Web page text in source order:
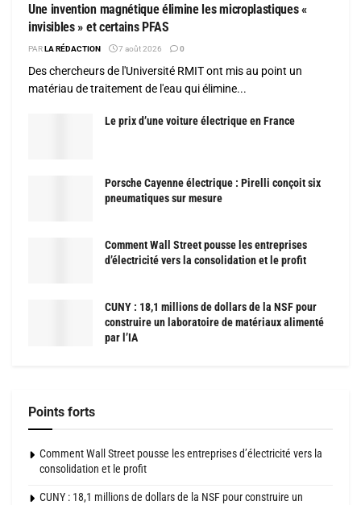
Une invention magnétique élimine les microplastiques «
invisibles » et certains PFAS
PARLA RÉDACTION 7 août 2026 0
Des chercheurs de l'Université RMIT ont mis au point un
matériau de traitement de l'eau qui élimine...
Le prix d’une voiture électrique en France
Porsche Cayenne électrique : Pirelli conçoit six
pneumatiques sur mesure
Comment Wall Street pousse les entreprises
d’électricité vers la consolidation et le profit
CUNY : 18,1 millions de dollars de la NSF pour
construire un laboratoire de matériaux alimenté
par l’IA
Points forts
Comment Wall Street pousse les entreprises d’électricité vers la
consolidation et le profit
CUNY : 18,1 millions de dollars de la NSF pour construire un